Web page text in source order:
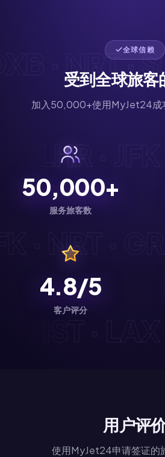
· NRT ·
· LHR ·
NRT ·
· IST ·
全球信赖
受到全球旅客
加入50,000+使用MyJet24成
50,000+
服务旅客数
4.8/5
客户评分
用户评
使用MyJet24申请签证的